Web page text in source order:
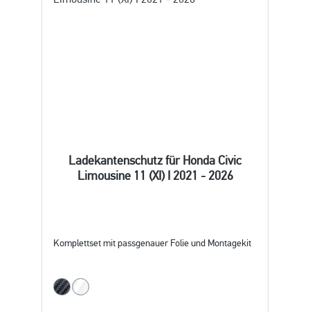
Ladekantenschutz für Honda Civic
Limousine 11 (XI) I 2021 - 2026
Komplettset mit passgenauer Folie und Montagekit